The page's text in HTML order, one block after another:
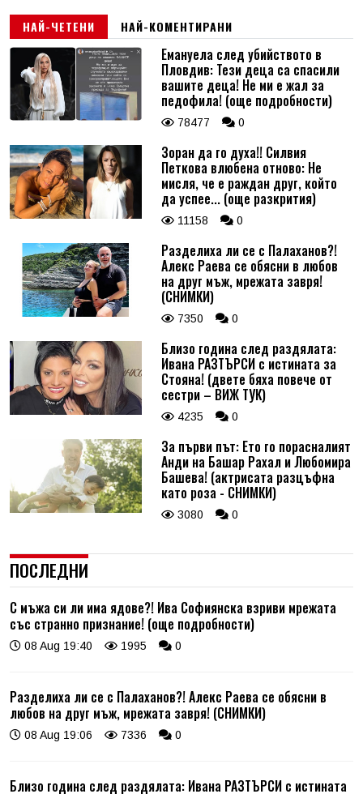
НАЙ-ЧЕТЕНИ НАЙ-КОМЕНТИРАНИ
Емануела след убийството в
Пловдив: Тези деца са спасили
вашите деца! Не ми е жал за
педофила! (още подробности)
78477 0
Зоран да го духа!! Силвия
Петкова влюбена отново: Не
мисля, че е раждан друг, който
да успее... (още разкрития)
11158 0
Разделиха ли се с Палаханов?!
Алекс Раева се обясни в любов
на друг мъж, мрежата завря!
(СНИМКИ)
7350 0
Близо година след раздялата:
Ивана РАЗТЪРСИ с истината за
Стояна! (двете бяха повече от
сестри – ВИЖ ТУК)
4235 0
За първи път: Ето го порасналият
Анди на Башар Рахал и Любомира
Башева! (актрисата разцъфна
като роза - СНИМКИ)
3080 0
ПОСЛЕДНИ
С мъжа си ли има ядове?! Ива Софиянска взриви мрежата
със странно признание! (още подробности)
08 Aug 19:40 1995 0
Разделиха ли се с Палаханов?! Алекс Раева се обясни в
любов на друг мъж, мрежата завря! (СНИМКИ)
08 Aug 19:06 7336 0
Близо година след раздялата: Ивана РАЗТЪРСИ с истината